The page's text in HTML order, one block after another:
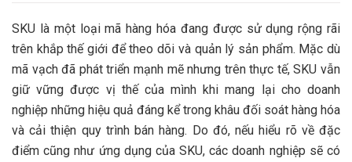
SKU là một loại mã hàng hóa đang được sử dụng rộng rãi
trên khắp thế giới để theo dõi và quản lý sản phẩm. Mặc dù
mã vạch đã phát triển mạnh mẽ nhưng trên thực tế, SKU vẫn
giữ vững được vị thế của mình khi mang lại cho doanh
nghiệp những hiệu quả đáng kể trong khâu đối soát hàng hóa
và cải thiện quy trình bán hàng. Do đó, nếu hiểu rõ về đặc
điểm cũng như ứng dụng của SKU, các doanh nghiệp sẽ có